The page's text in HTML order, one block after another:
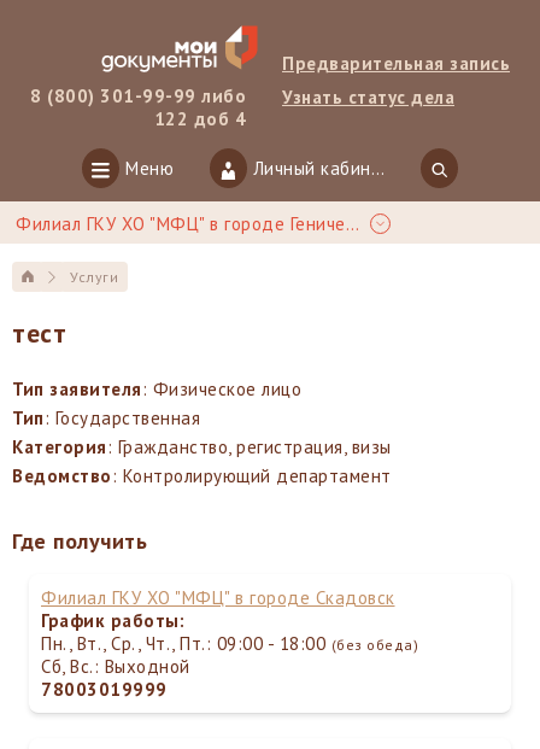
8 (800) 301-99-99 либо
122 доб 4
Предварительная запись
Узнать статус дела
Меню Личный кабинет
Филиал ГКУ ХО "МФЦ" в городе Геническ
Услуги
тест
Тип заявителя: Физическое лицо
Тип: Государственная
Категория: Гражданство, регистрация, визы
Ведомство: Контролирующий департамент
Где получить
Филиал ГКУ ХО "МФЦ" в городе Скадовск
График работы:
Пн., Вт., Ср., Чт., Пт.: 09:00 - 18:00 (без обеда)
Сб, Вс.: Выходной
78003019999